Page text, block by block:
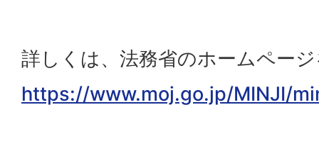
詳しくは、法務省のホームペー
https://www.moj.go.jp/MINJI/